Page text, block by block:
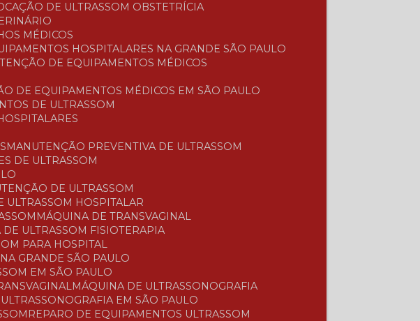
DE ULTRASSOM OBSTETRÍCIA
MÉDICOS
HOSPITALARES NA GRANDE SÃO PAULO
DE EQUIPAMENTOS MÉDICOS
DE EQUIPAMENTOS MÉDICOS EM SÃO PAULO
DE ULTRASSOM
MANUTENÇÃO PREVENTIVA DE ULTRASSOM
DE ULTRASSOM
DE ULTRASSOM
ULTRASSOM HOSPITALAR
MÁQUINA DE TRANSVAGINAL
DE ULTRASSOM FISIOTERAPIA
PARA HOSPITAL
GRANDE SÃO PAULO
EM SÃO PAULO
MÁQUINA DE ULTRASSONOGRAFIA
ULTRASSONOGRAFIA EM SÃO PAULO
REPARO DE EQUIPAMENTOS ULTRASSOM